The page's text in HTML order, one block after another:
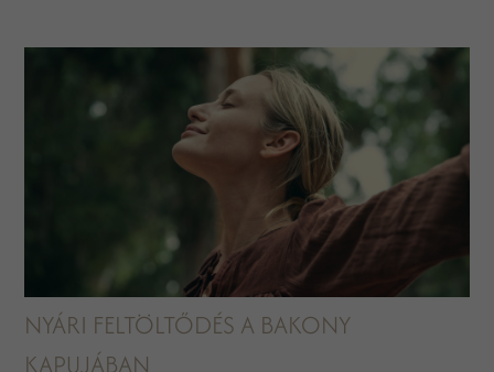
NYÁRI FELTÖLTŐDÉS A BAKONY
KAPUJÁBAN